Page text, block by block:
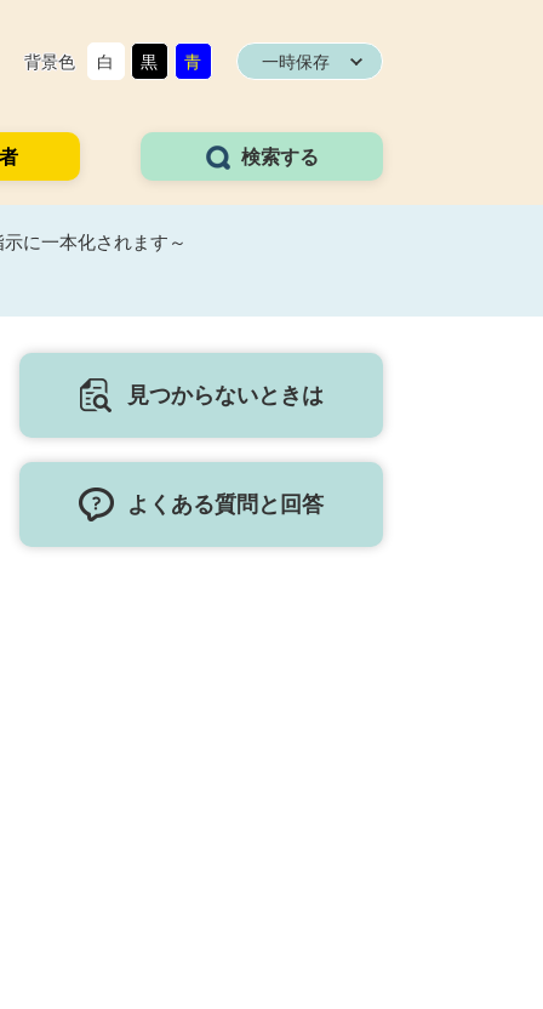
背景色 白 黒 青 一時保存
検索する
に一本化されます～
見つからないときは
よくある質問と回答